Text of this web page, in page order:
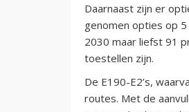
Daarnaast zijn er
genomen opties op
2030 maar liefst 91
toestellen zijn.
De E190-E2’s,
routes. Met de